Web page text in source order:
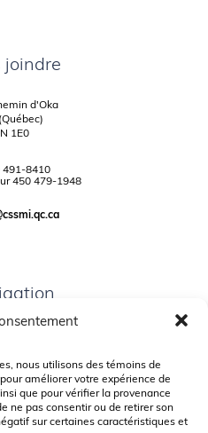
nous utilisons des témoins de
améliorer votre expérience de
que pour vérifier la provenance
ne pas consentir ou de retirer son
sur certaines caractéristiques et
joindre
d'Oka
1E0
491-8410
450 479-1948
PARENTS
À L’ÉLÈVE